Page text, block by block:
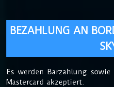
BEZAHLUNG AN
Es werden Barzahlung
Mastercard akzeptiert.